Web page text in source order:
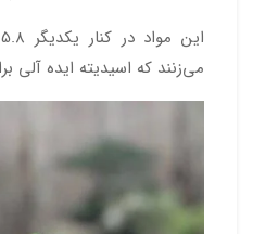
می‌زنند که اسیدیته ایده آلی